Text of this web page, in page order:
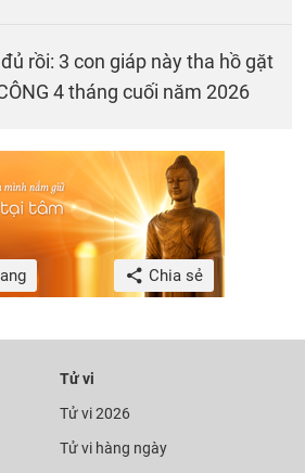
rồi: 3 con giáp này tha hồ gặt
4 tháng cuối năm 2026
Chia sẻ
Tử vi
Tử vi 2026
Tử vi hàng ngày